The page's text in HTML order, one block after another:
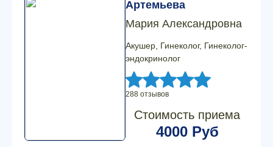
Артемьева
Мария Александровна
Акушер, Гинеколог, Гинеколог-
эндокринолог
288 отзывов
Стоимость приема
4000 Руб